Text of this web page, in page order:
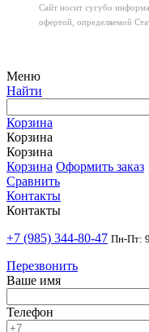
Сайт носит сугубо
офертой, определяемой
Меню
Найти
Корзина
Корзина
Корзина
Корзина Оформить заказ
Сравнить
Контакты
Контакты
+7 (985) 344-80-47 Пн-Пт:
Перезвонить
Ваше имя
Телефон